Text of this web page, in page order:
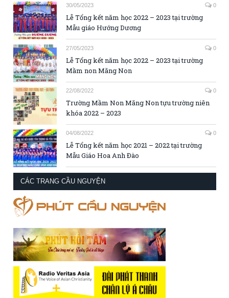
30/05/2023 0
Lễ Tổng kết năm học 2022 – 2023 tại trường
Mẫu giáo Hướng Dương
27/05/2023 0
Lễ Tổng kết năm học 2022 – 2023 tại trường
Mầm non Măng Non
22/08/2022 0
Trường Mầm Non Măng Non tựu trường niên
khóa 2022 – 2023
04/08/2022 0
Lễ Tổng kết năm học 2021 – 2022 tại trường
Mẫu Giáo Hoa Anh Đào
CÁC TRANG CẦU NGUYỆN